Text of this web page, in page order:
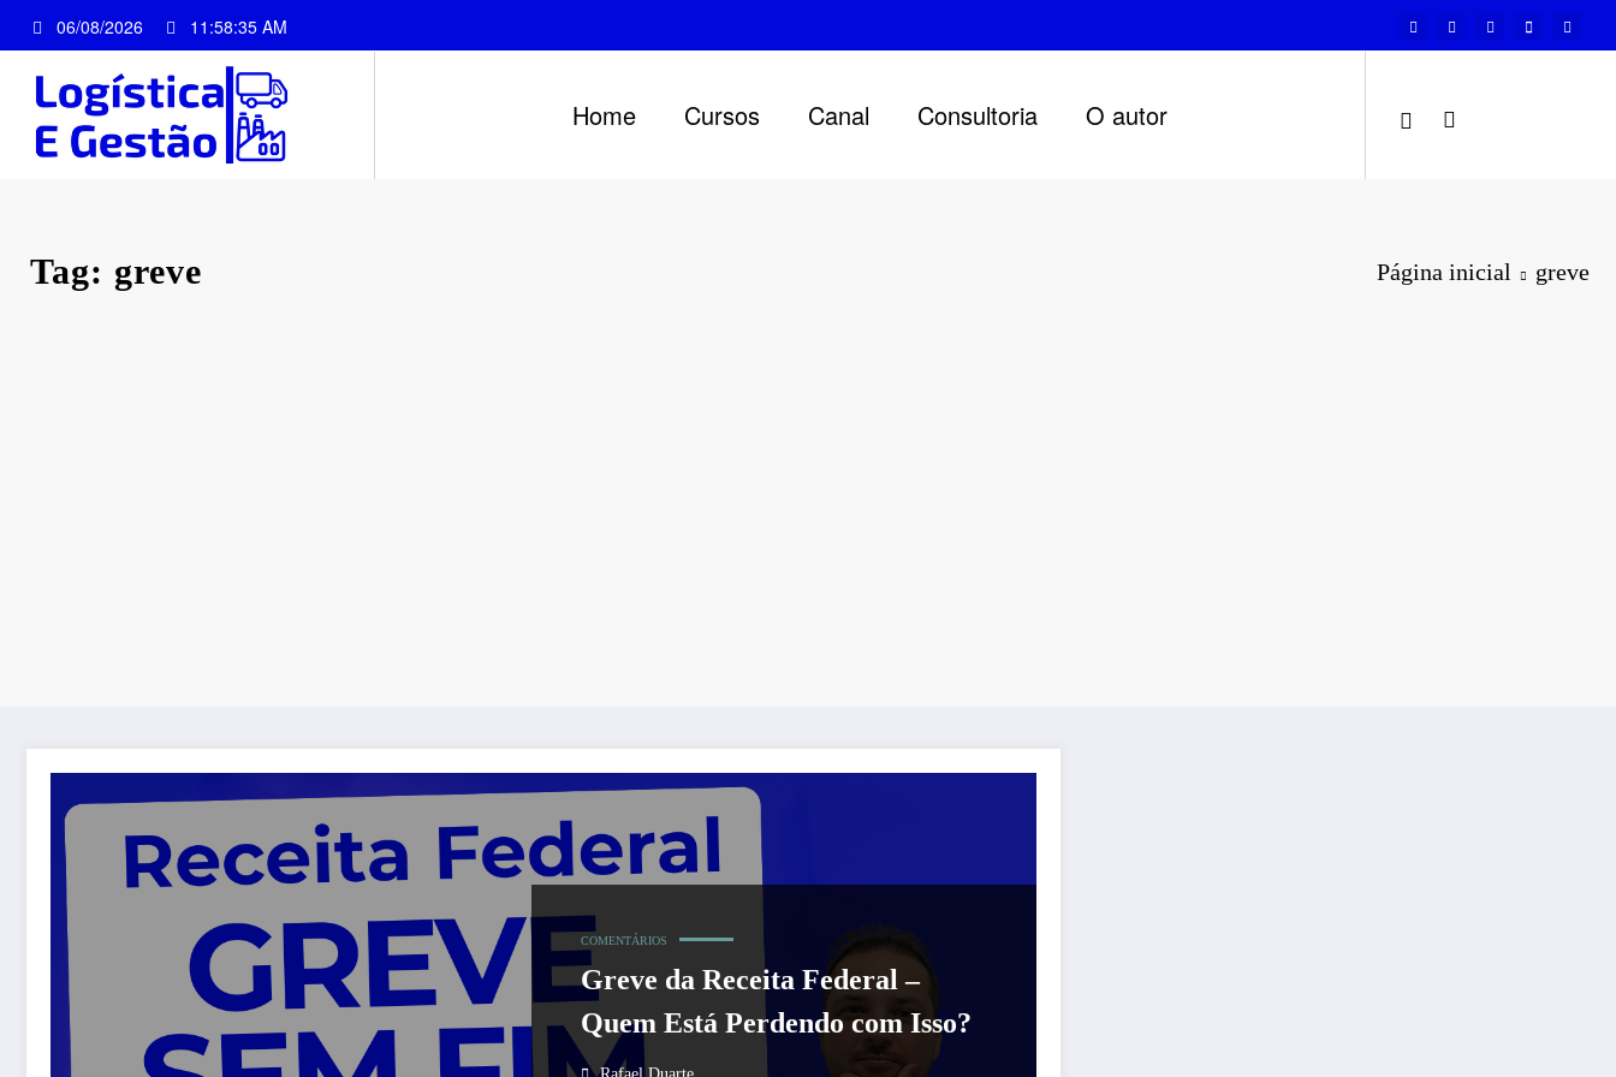
para
conteúdo
06/08/2026 11:58:35 AM
Home Cursos Canal Consultoria O autor
Tag: greve Página inicial greve
COMENTÁRIOS
Greve da Receita Federal –
Quem Está Perdendo com Isso?